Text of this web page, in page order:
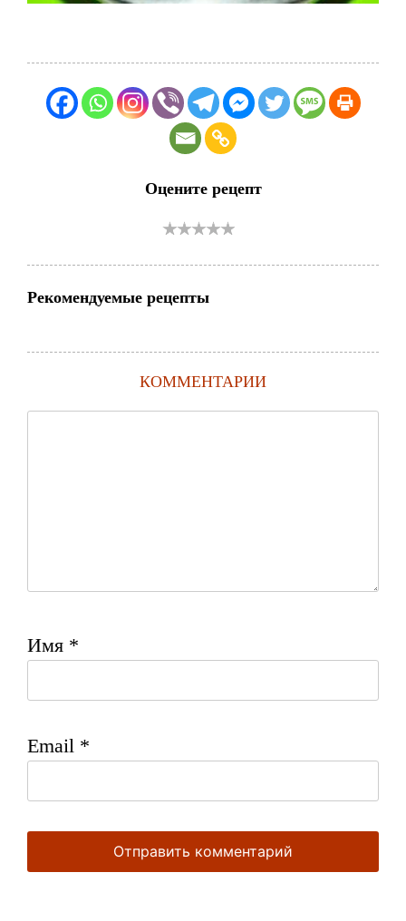
Оцените рецепт
Рекомендуемые рецепты
КОММЕНТАРИИ
Имя *
Email *